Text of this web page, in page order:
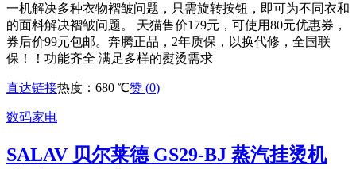
一机解决多种衣物褶皱问题，只需旋转按钮，即可为不同衣和
的面料解决褶皱问题。 天猫售价179元，可使用80元优惠券，
券后价99元包邮。奔腾正品，2年质保，以换代修，全国联
保！！功能齐全 满足多样的熨烫需求
直达链接热度：680 ℃赞 (0)
数码家电
SALAV 贝尔莱德 GS29-BJ 蒸汽挂烫机